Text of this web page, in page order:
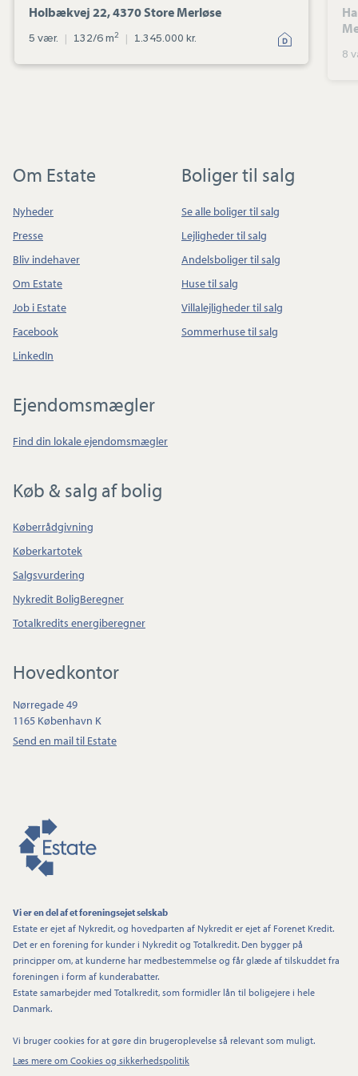
Holbækvej 22, 4370 Store Merløse
5 vær. | 132/6 m2 | 1.345.000 kr.
8
Om Estate
Nyheder
Presse
Bliv indehaver
Om Estate
Job i Estate
Facebook
LinkedIn
Boliger til salg
Se alle boliger til salg
Lejligheder til salg
Andelsboliger til salg
Huse til salg
Villalejligheder til salg
Sommerhuse til salg
Ejendomsmægler
Find din lokale ejendomsmægler
Køb & salg af bolig
Køberrådgivning
Køberkartotek
Salgsvurdering
Nykredit BoligBeregner
Totalkredits energiberegner
Hovedkontor
Nørregade 49
1165 København K
Send en mail til Estate
Vi er en del af et foreningsejet selskab
Estate er ejet af Nykredit, og hovedparten af Nykredit er ejet af Forenet Kredit.
Det er en forening for kunder i Nykredit og Totalkredit. Den bygger på
principper om, at kunderne har medbestemmelse og får glæde af tilskuddet fra
foreningen i form af kunderabatter.
Estate samarbejder med Totalkredit, som formidler lån til boligejere i hele
Danmark.
Vi bruger cookies for at gøre din brugeroplevelse så relevant som muligt.
Læs mere om Cookies og sikkerhedspolitik